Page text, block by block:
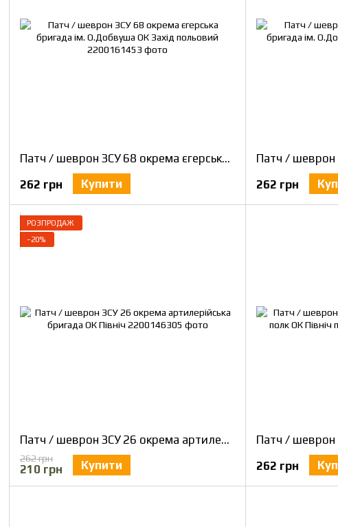
Патч / шеврон ЗСУ 68 окрема єгерська бригада ім. О.Добвуша ОК Захід польовий
262 грн
Купити
262 грн
РОЗПРОДАЖ
−20%
Патч / шеврон ЗСУ 26 окрема артилерійська бригада ОК Північ
262 грн
210 грн Купити
262 грн